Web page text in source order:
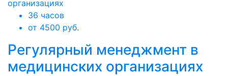
36 часов
от 4500 руб.
Регулярный менеджмент в
медицинских организациях